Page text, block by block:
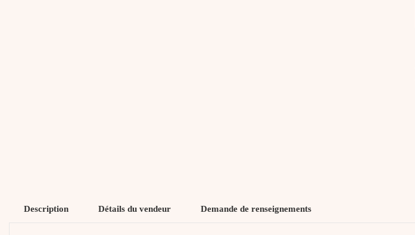
Description Détails du vendeur Demande de renseignements